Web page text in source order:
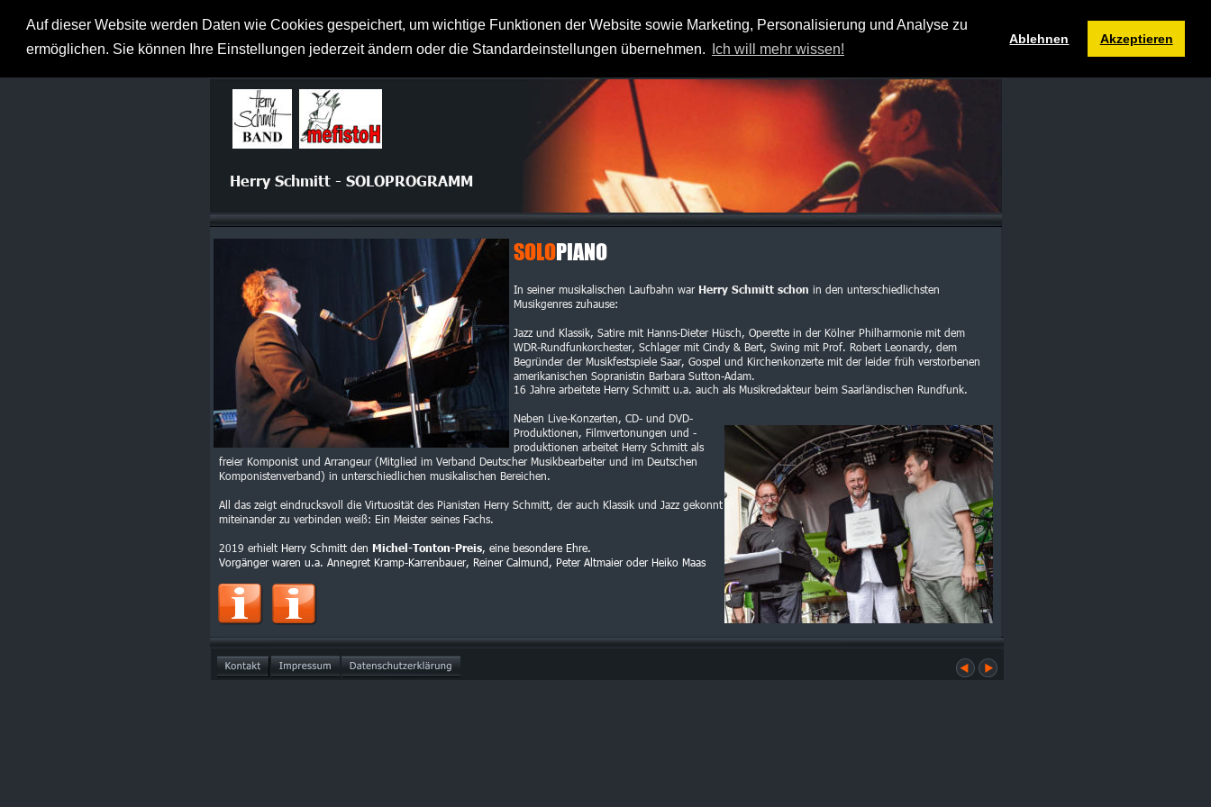
Auf dieser Website werden Daten wie Cookies gespeichert, um wichtige Funktionen der Website sowie Marketing, Personalisierung und Analyse zu
ermöglichen. Sie können Ihre Einstellungen jederzeit ändern oder die Standardeinstellungen übernehmen.
Ich will mehr wissen!
Ablehnen Akzeptieren
Herzlich willkommen bei Herry Schmitt und mefistoH Musik- und Filmproduktion
SOLOPIANO
In seiner musikalischen Laufbahn war Herry Schmitt schon in den unterschiedlichsten
Musikgenres zuhause:
Jazz und Klassik, Satire mit Hanns-Dieter Hüsch, Operette in der Kölner Philharmonie mit dem
WDR-Rundfunkorchester, Schlager mit Cindy & Bert, Swing mit Prof. Robert Leonardy, dem
Begründer der Musikfestspiele Saar, Gospel und Kirchenkonzerte mit der leider früh verstorbenen
amerikanischen Sopranistin Barbara Sutton-Adam.
16 Jahre arbeitete Herry Schmitt u.a. auch als Musikredakteur beim Saarländischen Rundfunk.
Neben Live-Konzerten, CD- und DVD-
Produktionen, Filmvertonungen und -
produktionen arbeitet Herry Schmitt als
freier Komponist und Arrangeur (Mitglied im Verband Deutscher Musikbearbeiter und im Deutschen
Komponistenverband) in unterschiedlichen musikalischen Bereichen.
All das zeigt eindrucksvoll die Virtuosität des Pianisten Herry Schmitt, der auch Klassik und Jazz gekonnt
miteinander zu verbinden weiß: Ein Meister seines Fachs.
2019 erhielt Herry Schmitt den Michel-Tonton-Preis, eine besondere Ehre.
Vorgänger waren u.a. Annegret Kramp-Karrenbauer, Reiner Calmund, Peter Altmaier oder Heiko Maas
Herry Schmitt - SOLOPROGRAMM